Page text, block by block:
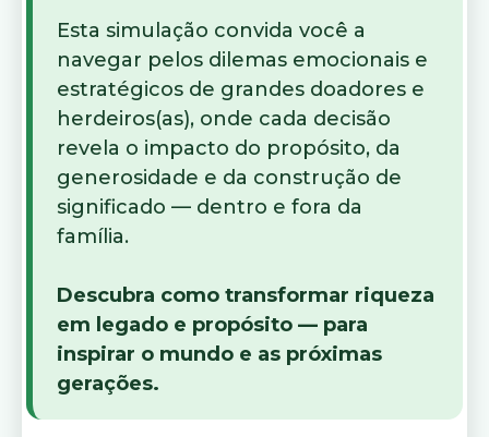
Esta simulação convida você a
navegar pelos dilemas emocionais e
estratégicos de grandes doadores e
herdeiros(as), onde cada decisão
revela o impacto do propósito, da
generosidade e da construção de
significado — dentro e fora da
família.
Descubra como transformar riqueza
em legado e propósito — para
inspirar o mundo e as próximas
gerações.